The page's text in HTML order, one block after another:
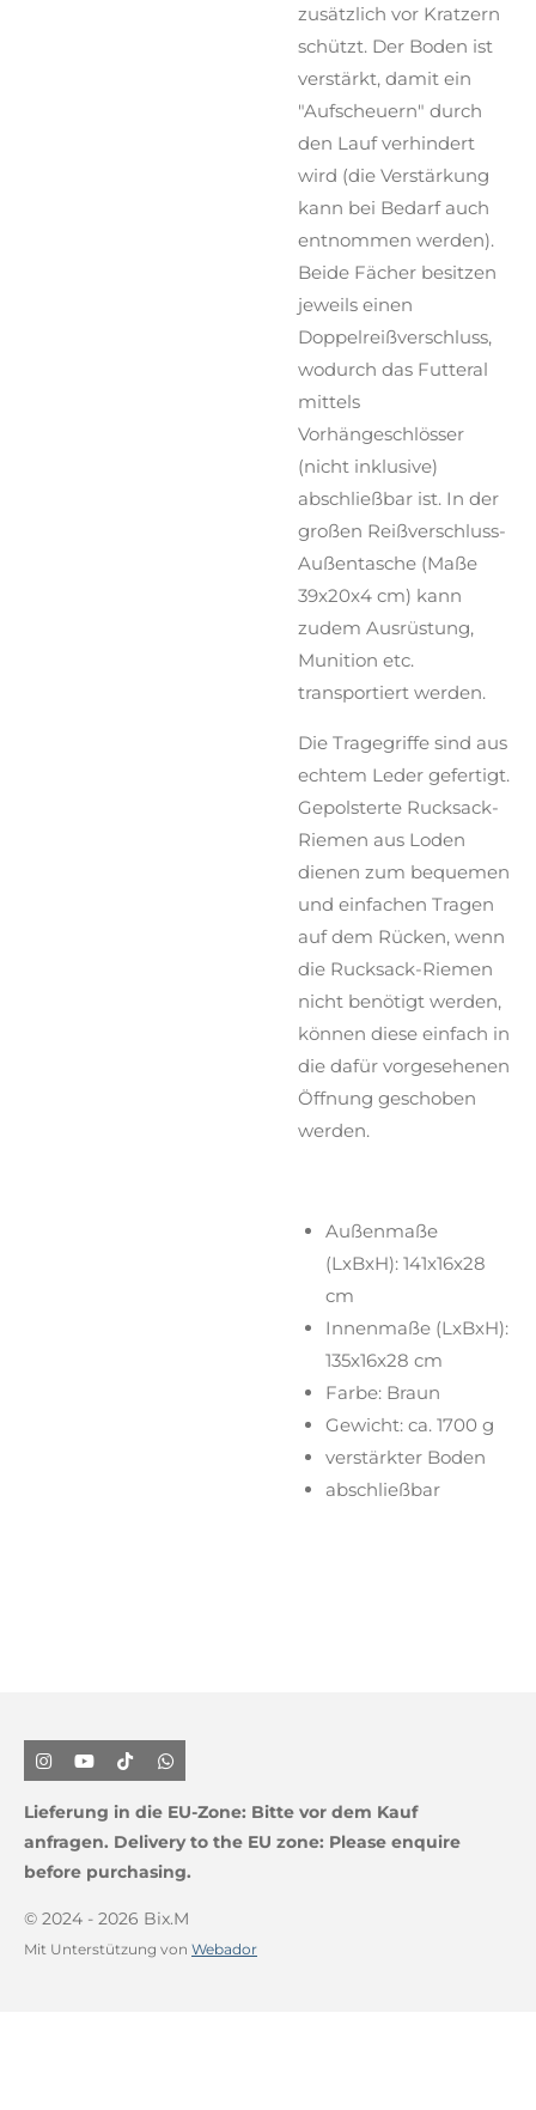
zusätzlich vor Kratzern
schützt. Der Boden ist
verstärkt, damit ein
"Aufscheuern" durch
den Lauf verhindert
wird (die Verstärkung
kann bei Bedarf auch
entnommen werden).
Beide Fächer besitzen
jeweils einen
Doppelreißverschluss,
wodurch das Futteral
mittels
Vorhängeschlösser
(nicht inklusive)
abschließbar ist. In der
großen Reißverschluss-
Außentasche (Maße
39x20x4 cm) kann
zudem Ausrüstung,
Munition etc.
transportiert werden.
Die Tragegriffe sind aus
echtem Leder gefertigt.
Gepolsterte Rucksack-
Riemen aus Loden
dienen zum bequemen
und einfachen Tragen
auf dem Rücken, wenn
die Rucksack-Riemen
nicht benötigt werden,
können diese einfach in
die dafür vorgesehenen
Öffnung geschoben
werden.
Außenmaße
(LxBxH): 141x16x28
cm
Innenmaße (LxBxH):
135x16x28 cm
Farbe: Braun
Gewicht: ca. 1700 g
verstärkter Boden
abschließbar
I
n
t
a
r
m
Y
o
T
u
e
T
i
T
o
W
h
a
t
s
p
Lieferung in die EU-Zone: Bitte vor dem Kauf
anfragen. Delivery to the EU zone: Please enquire
before purchasing.
© 2024 - 2026 Bix.M
Mit Unterstützung von Webador